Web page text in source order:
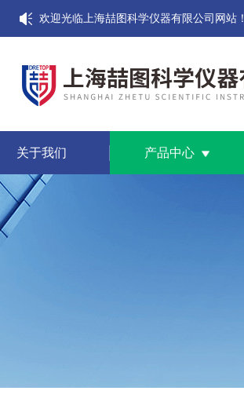
欢迎光临上海喆图科学仪器有限公司网站！
关于我们 产品中心